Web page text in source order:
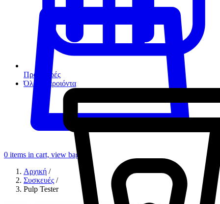
Προσφορές
Όλα τα προιόντα
0 items in cart, view bag
Αρχική /
Συσκευές /
Pulp Tester